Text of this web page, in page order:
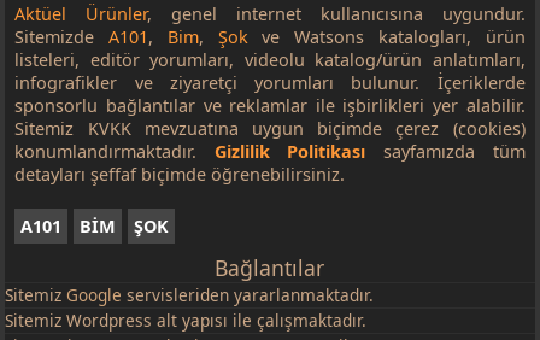
Aktüel Ürünler, genel internet kullanıcısına uygundur.
SitemizdeA101, Bim, Şokve Watsons katalogları, ürün
listeleri, editör yorumları, videolu katalog/ürün anlatımları,
infografikler ve ziyaretçi yorumları bulunur. İçeriklerde
sponsorlu bağlantılar ve reklamlar ile işbirlikleri yer alabilir.
Sitemiz KVKK mevzuatına uygun biçimde çerez (cookies)
konumlandırmaktadır. Gizlilik Politikası sayfamızda tüm
detayları şeffaf biçimde öğrenebilirsiniz.
A101 BİM ŞOK
Bağlantılar
Sitemiz Google servisleriden yararlanmaktadır.
Sitemiz Wordpress alt yapısı ile çalışmaktadır.